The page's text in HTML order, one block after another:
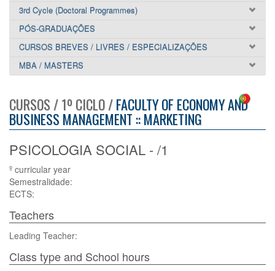
3rd Cycle (Doctoral Programmes)
PÓS-GRADUAÇÕES
CURSOS BREVES / LIVRES / ESPECIALIZAÇÕES
MBA / MASTERS
CURSOS / 1º CICLO /FACULTY OF ECONOMY AND
BUSINESS MANAGEMENT :: MARKETING
PSICOLOGIA SOCIAL - /1
º curricular year
Semestralidade:
ECTS:
Teachers
Leading Teacher:
Class type and School hours